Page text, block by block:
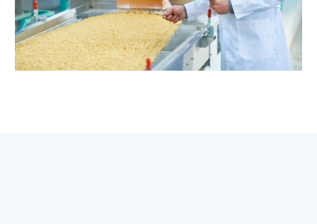
Menawarkan kipas industri makanan untuk
memenuhi spesifikasi tepat anda.